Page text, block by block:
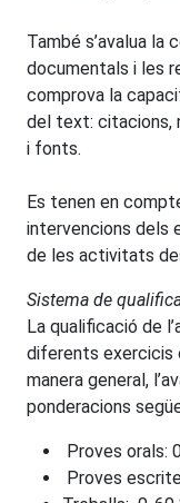
També s’avalua la
documentals i les
comprova la
del text: citacions,
i fonts.
Es tenen en
intervencions dels
de les activitats
Sistema de
La qualificació de
diferents exercicis
manera general,
ponderacions
Proves orals:
Proves